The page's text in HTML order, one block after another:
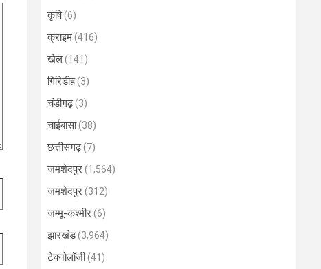
कृषि(6)
क्राइम(416)
खेल(141)
गिरिडीह(3)
चंडीगढ़(3)
चाईबासा(38)
छत्तीसगढ़(7)
जमशेदपुर(1,564)
जमशेदपुर(312)
जम्मू-कश्मीर(6)
झारखंड(3,964)
टेक्नोलॉजी(41)